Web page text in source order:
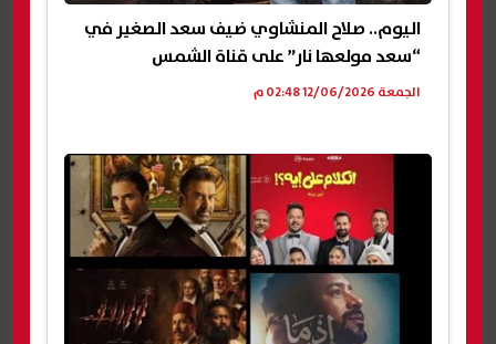
اليوم.. صلاح المنشاوي ضيف سعد الصغير في
“سعد مولعها نار” على قناة الشمس
الجمعة 12/06/2026 02:48 م